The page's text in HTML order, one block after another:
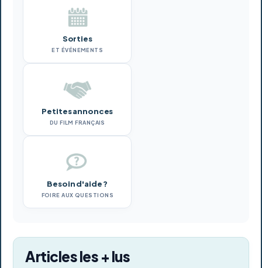
Sorties
ET ÉVÉNEMENTS
Petites annonces
DU FILM FRANÇAIS
Besoin d'aide ?
FOIRE AUX QUESTIONS
Articles les + lus